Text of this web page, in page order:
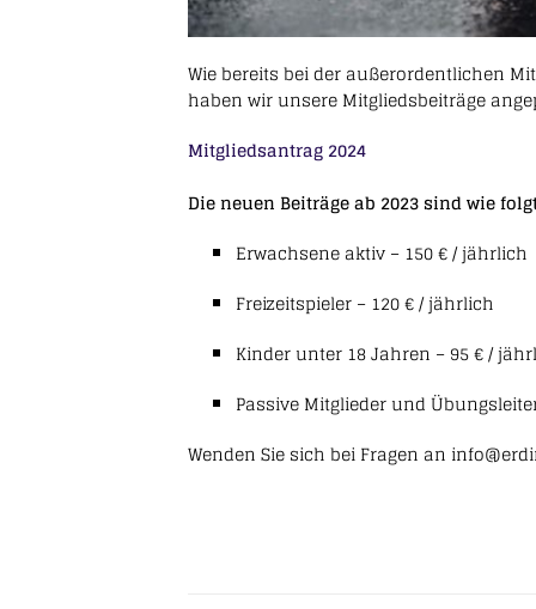
Wie bereits bei der außerordentlichen
haben wir unsere Mitgliedsbeiträge
Mitgliedsantrag 2024
Die neuen Beiträge ab 2023 sind wie
Erwachsene aktiv – 150 € / jährlich
Freizeitspieler – 120 € / jährlich
Kinder unter 18 Jahren – 95 € /
Passive Mitglieder und
Wenden Sie sich bei Fragen an